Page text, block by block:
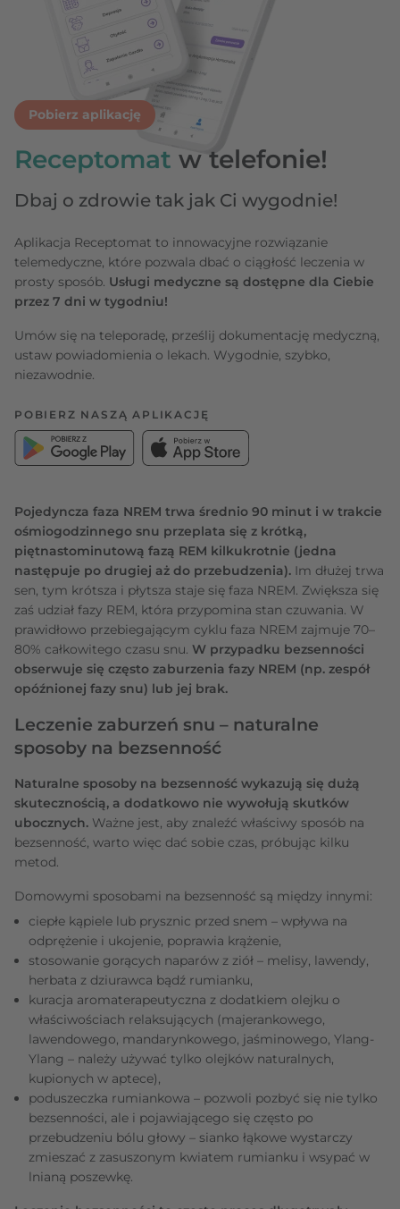
Pobierz aplikację
Receptomat w telefonie!
Dbaj o zdrowie tak jak Ci wygodnie!
Aplikacja Receptomat to innowacyjne rozwiązanie
telemedyczne, które pozwala dbać o ciągłość leczenia w
prosty sposób. Usługi medyczne są dostępne dla Ciebie
przez 7 dni w tygodniu!
Umów się na teleporadę, prześlij dokumentację medyczną,
ustaw powiadomienia o lekach. Wygodnie, szybko,
niezawodnie.
POBIERZ NASZĄ APLIKACJĘ
Pojedyncza faza NREM trwa średnio 90 minut i w trakcie
ośmiogodzinnego snu przeplata się z krótką,
piętnastominutową fazą REM kilkukrotnie (jedna
następuje po drugiej aż do przebudzenia). Im dłużej trwa
sen, tym krótsza i płytsza staje się faza NREM. Zwiększa się
zaś udział fazy REM, która przypomina stan czuwania. W
prawidłowo przebiegającym cyklu faza NREM zajmuje 70–
80% całkowitego czasu snu. W przypadku bezsenności
obserwuje się często zaburzenia fazy NREM (np. zespół
opóźnionej fazy snu) lub jej brak.
Leczenie zaburzeń snu – naturalne
sposoby na bezsenność
Naturalne sposoby na bezsenność wykazują się dużą
skutecznością, a dodatkowo nie wywołują skutków
ubocznych. Ważne jest, aby znaleźć właściwy sposób na
bezsenność, warto więc dać sobie czas, próbując kilku
metod.
Domowymi sposobami na bezsenność są między innymi:
ciepłe kąpiele lub prysznic przed snem – wpływa na
odprężenie i ukojenie, poprawia krążenie,
stosowanie gorących naparów z ziół – melisy, lawendy,
herbata z dziurawca bądź rumianku,
kuracja aromaterapeutyczna z dodatkiem olejku o
właściwościach relaksujących (majerankowego,
lawendowego, mandarynkowego, jaśminowego, Ylang-
Ylang – należy używać tylko olejków naturalnych,
kupionych w aptece),
poduszeczka rumiankowa – pozwoli pozbyć się nie tylko
bezsenności, ale i pojawiającego się często po
przebudzeniu bólu głowy – sianko łąkowe wystarczy
zmieszać z zasuszonym kwiatem rumianku i wsypać w
lnianą poszewkę.